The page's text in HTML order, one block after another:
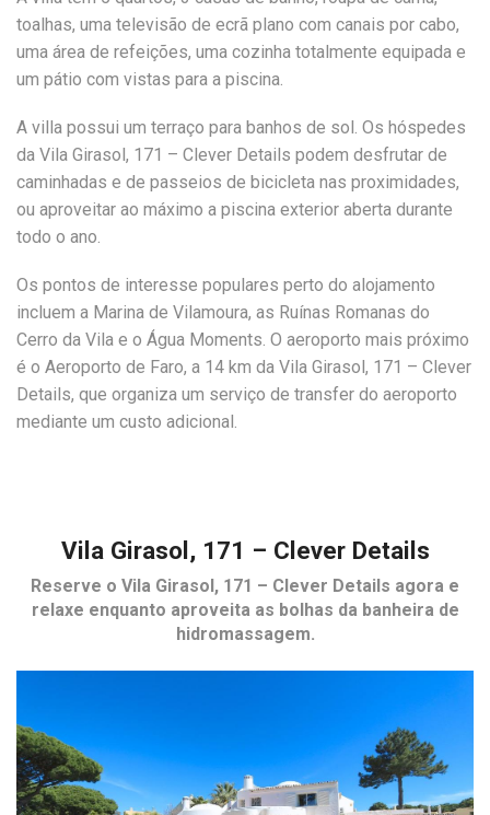
toalhas, uma televisão de ecrã plano com canais por cabo,
uma área de refeições, uma cozinha totalmente equipada e
um pátio com vistas para a piscina.
A villa possui um terraço para banhos de sol. Os hóspedes
da Vila Girasol, 171 – Clever Details podem desfrutar de
caminhadas e de passeios de bicicleta nas proximidades,
ou aproveitar ao máximo a piscina exterior aberta durante
todo o ano.
Os pontos de interesse populares perto do alojamento
incluem a Marina de Vilamoura, as Ruínas Romanas do
Cerro da Vila e o Água Moments. O aeroporto mais próximo
é o Aeroporto de Faro, a 14 km da Vila Girasol, 171 – Clever
Details, que organiza um serviço de transfer do aeroporto
mediante um custo adicional.
Vila Girasol, 171 – Clever Details
Reserve o Vila Girasol, 171 – Clever Details agora e
relaxe enquanto aproveita as bolhas da banheira de
hidromassagem.